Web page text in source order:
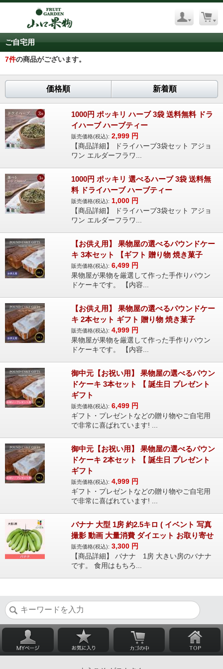
ご自宅用
7件の商品がございます。
価格順 新着順
1000円 ポッキリ ハーブ 3袋 送料無料 ドラ
イハーブ ハーブティー
販売価格(税込): 2,999 円
【商品詳細】 ドライハーブ3袋セット アジョ
ワン エルダーフラワ...
1000円 ポッキリ 選べるハーブ 3袋 送料無
料 ドライハーブ ハーブティー
販売価格(税込): 1,000 円
【商品詳細】 ドライハーブ3袋セット アジョ
ワン エルダーフラワ...
【お供え用】 果物屋の選べるパウンドケー
キ 3本セット 【ギフト 贈り物 焼き菓子
販売価格(税込): 6,499 円
果物屋が果物を厳選して作った手作りパウン
ドケーキです。 【内容...
【お供え用】 果物屋の選べるパウンドケー
キ 2本セット ギフト 贈り物 焼き菓子
販売価格(税込): 4,999 円
果物屋が果物を厳選して作った手作りパウン
ドケーキです。 【内容...
御中元【お祝い用】 果物屋の選べるパウン
ドケーキ 3本セット 【 誕生日 プレゼント
ギフト
販売価格(税込): 6,499 円
ギフト・プレゼントなどの贈り物やご自宅用
で非常に喜ばれています! ...
御中元【お祝い用】 果物屋の選べるパウン
ドケーキ 2本セット 【 誕生日 プレゼント
ギフト
販売価格(税込): 4,999 円
ギフト・プレゼントなどの贈り物やご自宅用
で非常に喜ばれています! ...
バナナ 大型 1房 約2.5キロ ( イベント 写真
撮影 動画 大量消費 ダイエット お取り寄せ
販売価格(税込): 3,300 円
【商品詳細】 バナナ 1房 大きい房のバナナ
です。 食用はもちろ...